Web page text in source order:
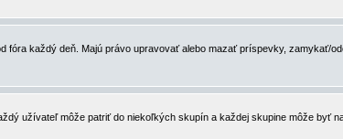
fóra každý deň. Majú právo upravovať alebo mazať príspevky,
užívateľ môže patriť do niekoľkých skupín a každej skupine môže byť